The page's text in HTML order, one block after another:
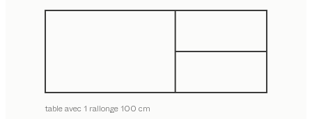
table avec 1 rallonge 100 cm